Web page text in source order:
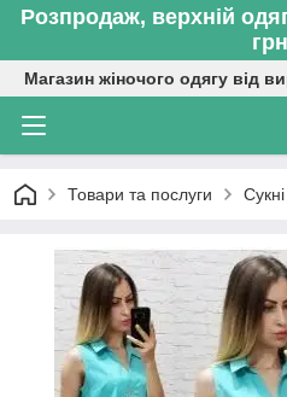
Розпродаж, верхній
грн
Магазин жіночого одягу від
Товари та послуги Сукні